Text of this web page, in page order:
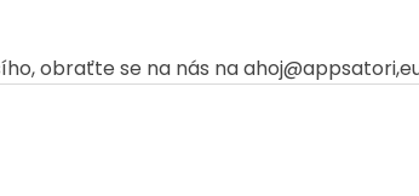
obraťte se na nás na